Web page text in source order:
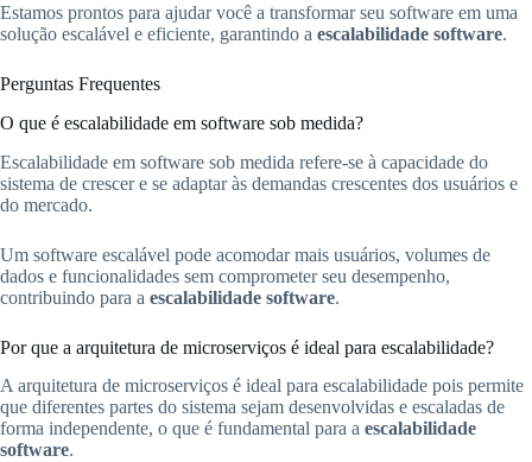
Estamos prontos para ajudar você a transformar seu software em uma
solução escalável e eficiente, garantindo a escalabilidade software.
Perguntas Frequentes
O que é escalabilidade em software sob medida?
Escalabilidade em software sob medida refere-se à capacidade do
sistema de crescer e se adaptar às demandas crescentes dos usuários e
do mercado.
Um software escalável pode acomodar mais usuários, volumes de
dados e funcionalidades sem comprometer seu desempenho,
contribuindo para a escalabilidade software.
Por que a arquitetura de microserviços é ideal para escalabilidade?
A arquitetura de microserviços é ideal para escalabilidade pois permite
que diferentes partes do sistema sejam desenvolvidas e escaladas de
forma independente, o que é fundamental para a escalabilidade
software.